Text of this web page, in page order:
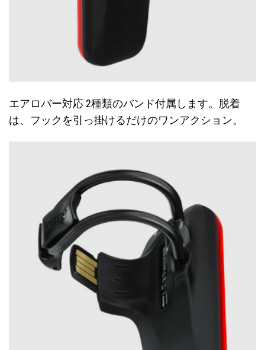
エアロバー対応 2種類のバンド付属します。脱着
は、フックを引っ掛けるだけのワンアクション。